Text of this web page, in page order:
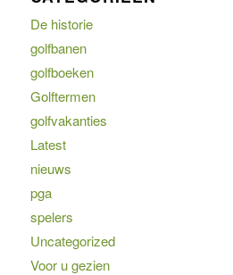
De historie
golfbanen
golfboeken
Golftermen
golfvakanties
Latest
nieuws
pga
spelers
Uncategorized
Voor u gezien